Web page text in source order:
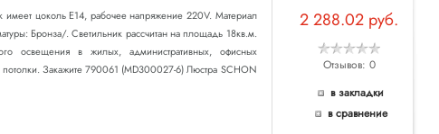
2 288.02 руб.
Отзывов: 0
в закладки
в сравнение
имеет цоколь E14, рабочее напряжение 220V. Материал
Бронза/. Светильник рассчитан на площадь 18кв.м.
освещения в жилых, административных, офисных
Закажите 790061 (MD300027-6) Люстра SCHON